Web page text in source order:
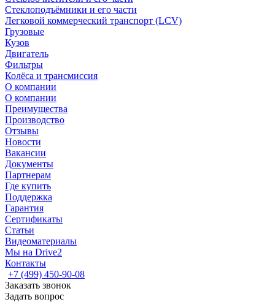
Стеклоподъёмники и его части
Легковой коммерческий транспорт (LCV)
Грузовые
Кузов
Двигатель
Фильтры
Колёса и трансмиссия
О компании
О компании
Преимущества
Производство
Отзывы
Новости
Вакансии
Документы
Партнерам
Где купить
Поддержка
Гарантия
Сертификаты
Статьи
Видеоматериалы
Мы на Drive2
Контакты
+7 (499) 450-90-08
Заказать звонок
Задать вопрос